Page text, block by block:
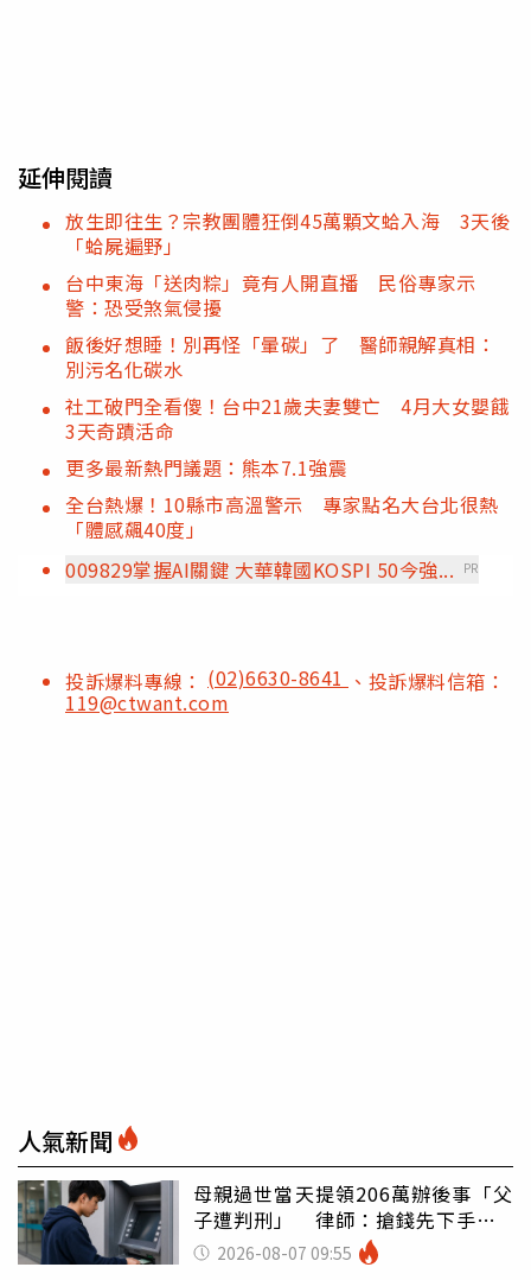
延伸閱讀
放生即往生？宗教團體狂倒45萬顆文蛤入海 3天後
「蛤屍遍野」
台中東海「送肉粽」竟有人開直播 民俗專家示
警：恐受煞氣侵擾
飯後好想睡！別再怪「暈碳」了 醫師親解真相：
別污名化碳水
社工破門全看傻！台中21歲夫妻雙亡 4月大女嬰餓
3天奇蹟活命
更多最新熱門議題：熊本7.1強震
全台熱爆！10縣市高溫警示 專家點名大台北很熱
「體感飆40度」
009829掌握AI關鍵 大華韓國KOSPI 50今強...
PR
投訴爆料專線： (02)6630-8641 、投訴爆料信箱：
119@ctwant.com
人氣新聞
母親過世當天提領206萬辦後事「父
子遭判刑」 律師：搶錢先下手是
罪 2026-08-07 09:55